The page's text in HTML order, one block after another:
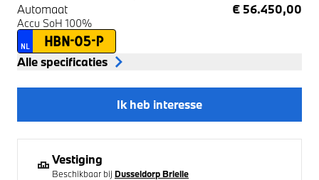
Automaat
€ 56.450,00
Accu SoH 100%
NL HBN-05-P
Alle specificaties
Ik heb interesse
Vestiging
Beschikbaar bij Dusseldorp Brielle